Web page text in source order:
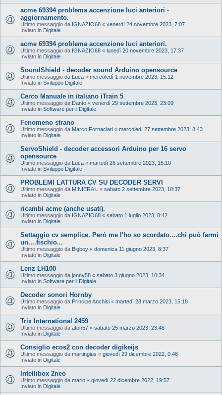
acme 69394 problema accenzione luci anteriori -
aggiornamento.
Ultimo messaggio da IGNAZIO68 « venerdì 24 novembre 2023, 7:07
Inviato in Digitale
acme 69394 problema accenzione luci anteriori.
Ultimo messaggio da IGNAZIO68 « lunedì 20 novembre 2023, 17:37
Inviato in Digitale
SoundShield - decoder sound Arduino opensource
Ultimo messaggio da Luca « mercoledì 1 novembre 2023, 15:12
Inviato in Sviluppo Digitale
Cerco Manuale in italiano iTrain 5
Ultimo messaggio da Danto « venerdì 29 settembre 2023, 23:09
Inviato in Software per il Digitale
Fenomeno strano
Ultimo messaggio da Marco Fornaciari « mercoledì 27 settembre 2023, 8:43
Inviato in Digitale
ServoShield - decoder accessori Arduino per 16 servo
opensource
Ultimo messaggio da Luca « martedì 26 settembre 2023, 15:10
Inviato in Sviluppo Digitale
PROBLEMI LATTURA CV SU DECODER SERVI
Ultimo messaggio da MINIERA L « sabato 2 settembre 2023, 10:37
Inviato in Digitale
ricambi acme (anche usati).
Ultimo messaggio da IGNAZIO68 « sabato 1 luglio 2023, 8:42
Inviato in Digitale
Settaggio cv semplice. Però me l'ho so scordato....chi può farmi
un....fischio...
Ultimo messaggio da Bigboy « domenica 11 giugno 2023, 8:37
Inviato in Digitale
Lenz LH100
Ultimo messaggio da jonny58 « sabato 3 giugno 2023, 10:34
Inviato in Software per il Digitale
Decoder sonori Hornby
Ultimo messaggio da Principe Anchisi « martedì 28 marzo 2023, 15:18
Inviato in Digitale
Trix International 2459
Ultimo messaggio da aton57 « sabato 25 marzo 2023, 23:48
Inviato in Digitale
Consiglio ecos2 con decoder digikeijs
Ultimo messaggio da martingius « giovedì 29 dicembre 2022, 0:46
Inviato in Digitale
Intellibox 2neo
Ultimo messaggio da mario « giovedì 22 dicembre 2022, 19:57
Inviato in Digitale